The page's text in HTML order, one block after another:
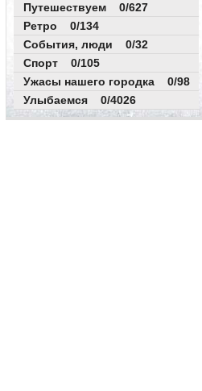
Путешествуем 0/627
Ретро 0/134
События, люди 0/32
Спорт 0/105
Ужасы нашего городка 0/98
Улыбаемся 0/4026